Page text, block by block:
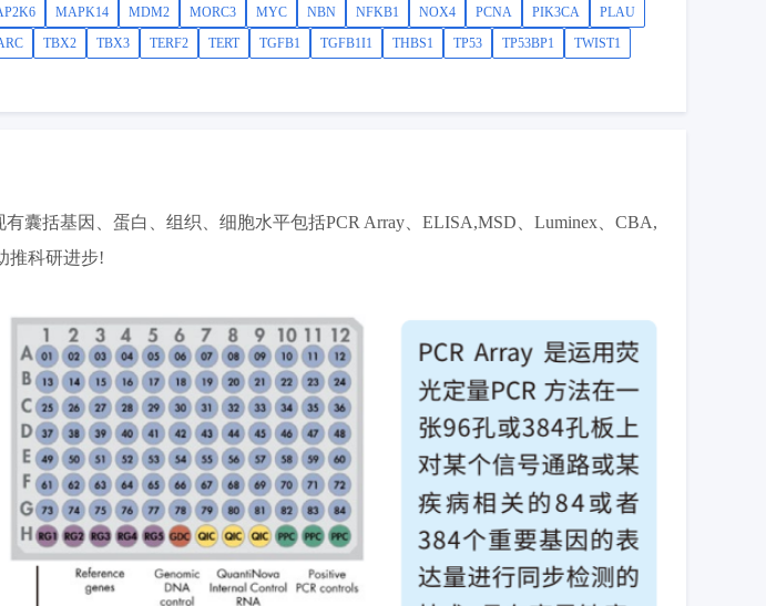
MAPK14 MDM2 MORC3 MYC NBN NFKB1 NOX4 PCNA PIK3CA
PLAU
TBX2 TBX3 TERF2 TERT TGFB1 TGFB1I1 THBS1 TP53 TP53BP1
TWIST1
囊括基因、蛋白、组织、细胞水平包括PCR Array、ELISA,MSD、Luminex、CBA,
推科研进步!